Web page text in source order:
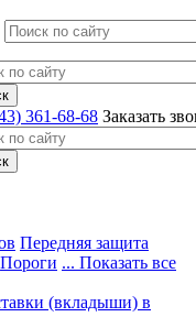
361-68-68 Заказать
Передняя защита
Пороги ... Показать все
(вкладыши) в